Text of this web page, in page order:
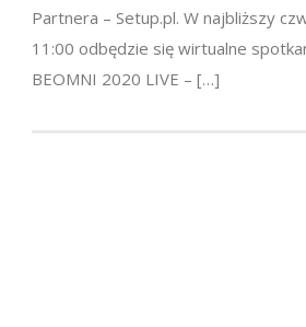
Partnera – Setup.pl. W najbliższy
11:00 odbędzie się wirtualne
BEOMNI 2020 LIVE – […]